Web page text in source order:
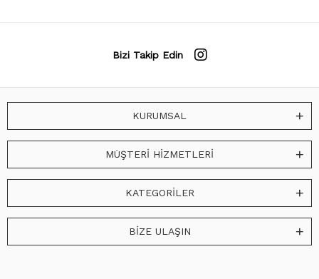
Bizi Takip Edin
KURUMSAL
MÜŞTERİ HİZMETLERİ
KATEGORİLER
BİZE ULAŞIN